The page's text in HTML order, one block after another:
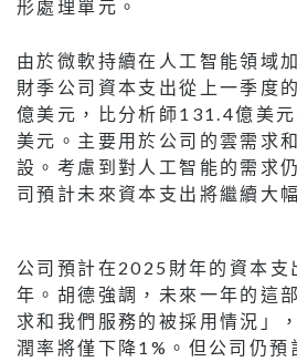
形處理單元。
由於微軟持續在人工智能領域
財季公司資本支出從上一季度
億美元，比分析師131.4億美
美元。主要用於公司的雲需求
設。考慮到對人工智能的需求
司預計未來資本支出將繼續大
公司預計在2025財年的資本
年。胡德強調，未來一年的這
求和我們服務的被採用情況」
潤率將僅下降1%。但公司仍預